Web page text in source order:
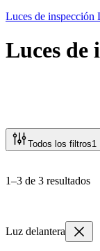
Luces de inspección
Luces de
Todos los filtros1
1–3 de 3 resultados
Luz delantera